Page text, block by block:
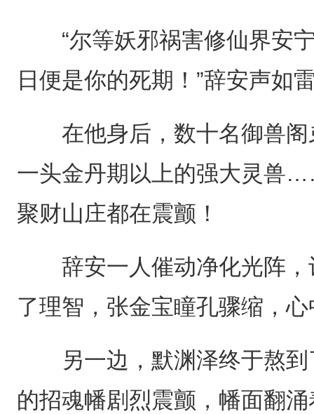
“尔等妖邪祸害修仙界安宁
日便是你的死期！”辞安声如
在他身后，数十名御兽阁
一头金丹期以上的强大灵兽
聚财山庄都在震颤！
辞安一人催动净化光阵，
了理智，张金宝瞳孔骤缩，
另一边，默渊泽终于熬到
的招魂幡剧烈震颤，幡面翻